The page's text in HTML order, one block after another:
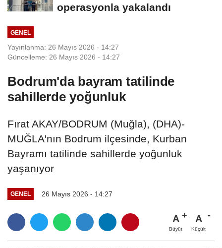
operasyonla yakalandı
GENEL
Yayınlanma: 26 Mayıs 2026 - 14:27
Güncelleme: 26 Mayıs 2026 - 14:27
Bodrum'da bayram tatilinde
sahillerde yoğunluk
Fırat AKAY/BODRUM (Muğla), (DHA)-
MUĞLA'nın Bodrum ilçesinde, Kurban
Bayramı tatilinde sahillerde yoğunluk
yaşanıyor
GENEL 26 Mayıs 2026 - 14:27
A
Büyüt
A
Küçült